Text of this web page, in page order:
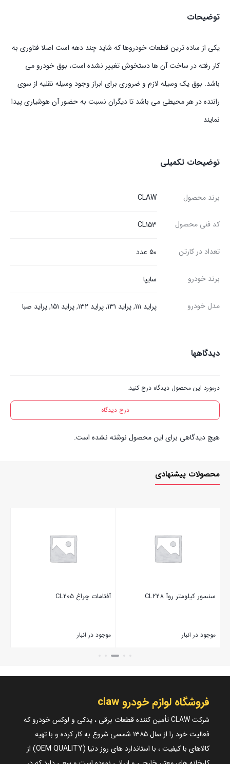
توضیحات
یکی از ساده ترین قطعات خودروها که شاید چند دهه است اصلا فناوری به
کار رفته در ساخت آن ها دستخوش تغییر نشده است، بوق خودرو می
باشد. بوق یک وسیله لازم و ضروری برای ابراز وجود وسیله نقلیه از سوی
راننده در هر محیطی می باشد تا دیگران نسبت به حضور آن هوشیاری پیدا
نمایند
توضیحات تکمیلی
برند محصول CLAW
کد فنی محصول CL153
تعداد در کارتن ۵۰ عدد
برند خودرو سایپا
مدل خودرو پراید ۱۱۱, پراید ۱۳۱, پراید ۱۳۲, پراید ۱۵۱, پراید صبا
دیدگاهها
درمورد این محصول دیدگاه درج کنید.
درج دیدگاه
هیچ دیدگاهی برای این محصول نوشته نشده است.
محصولات پیشنهادی
سنسور کیلومتر روآ CL228
موجود در انبار
آفتامات چراغ CL205
موجود در انبار
بستن
فروشگاه لوازم خودرو claw
شرکت CLAW تأمین کننده قطعات برقی ، یدکی و لوکس خودرو که
فعالیت خود را از سال ۱۳۸۵ شمسی شروع به کار کرده و با تهیه
کالاهای با کیفیت ، با استاندارد های روز دنیا (OEM QUALITY) از